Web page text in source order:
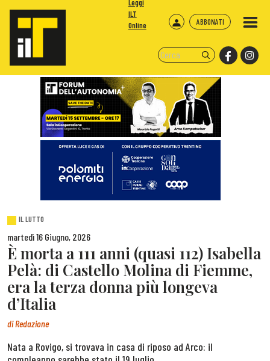
ABBONATI
Leggi
ILT
Online
IL LUTTO
martedì 16 Giugno, 2026
È morta a 111 anni (quasi 112) Isabella
Pelà: di Castello Molina di Fiemme,
era la terza donna più longeva
d’Italia
diRedazione
Nata a Rovigo, si trovava in casa di riposo ad Arco: il